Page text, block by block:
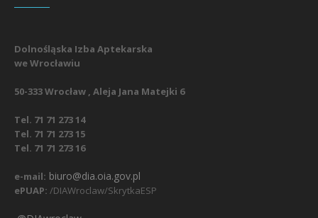
Dolnośląska Izba Aptekarska
we Wrocławiu
50-333 Wrocław , Aleja Jana Matejki 6
Tel. 71 71 273 14
Tel. 71 71 273 15
Tel. 71 71 273 16
e-mail: biuro@dia.oia.gov.pl
ePUAP: /DIAWroclaw/SkrytkaESP